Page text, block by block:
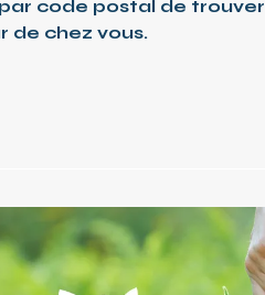
code postal de trouver
de chez vous.